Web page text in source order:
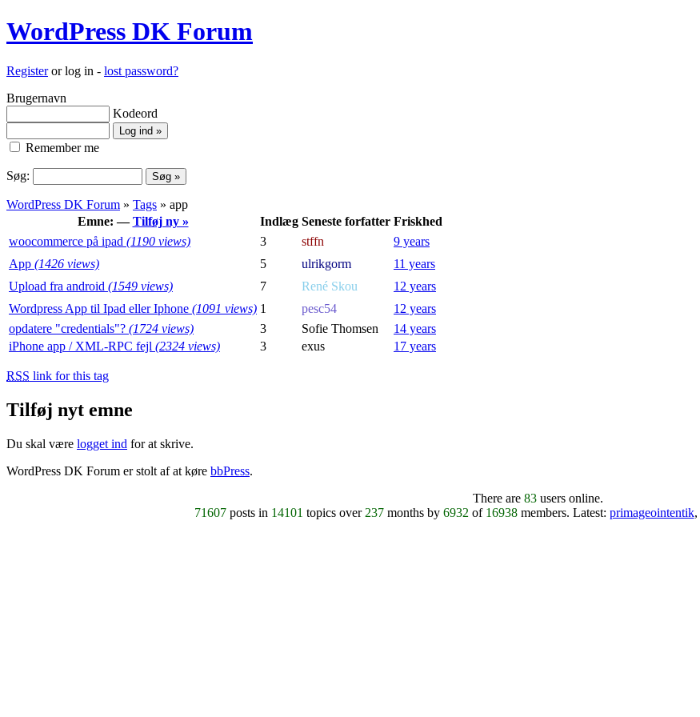
WordPress DK Forum
Registeror log in - lost password?
Brugernavn
Kodeord
Remember me
Søg:
WordPress DK Forum » Tags » app
Emne: —Tilføj ny » Indlæg Seneste forfatter Friskhed
woocommerce på ipad (1190 views) 3 stffn
9 years
App (1426 views) 5 ulrikgorm
11 years
Upload fra android (1549 views) 7 René Skou
12 years
Wordpress App til Ipad eller Iphone (1091 views) 1 pesc54
12 years
opdatere "credentials"? (1724 views) 3 Sofie Thomsen
14 years
iPhone app / XML-RPC fejl (2324 views) 3 exus 17 years
RSS link for this tag
Tilføj nyt emne
Du skal være logget ind for at skrive.
WordPress DK Forum er stolt af at køre bbPress.
There are 83users online.
71607posts in 14101 topics over 237months by 6932 of 16938members. Latest: primageointentik,